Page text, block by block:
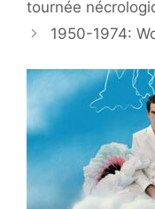
tournée
1950-1974: